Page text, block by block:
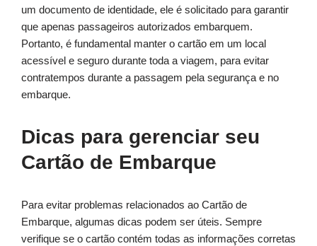
um documento de identidade, ele é solicitado para garantir
que apenas passageiros autorizados embarquem.
Portanto, é fundamental manter o cartão em um local
acessível e seguro durante toda a viagem, para evitar
contratempos durante a passagem pela segurança e no
embarque.
Dicas para gerenciar seu
Cartão de Embarque
Para evitar problemas relacionados ao Cartão de
Embarque, algumas dicas podem ser úteis. Sempre
verifique se o cartão contém todas as informações corretas